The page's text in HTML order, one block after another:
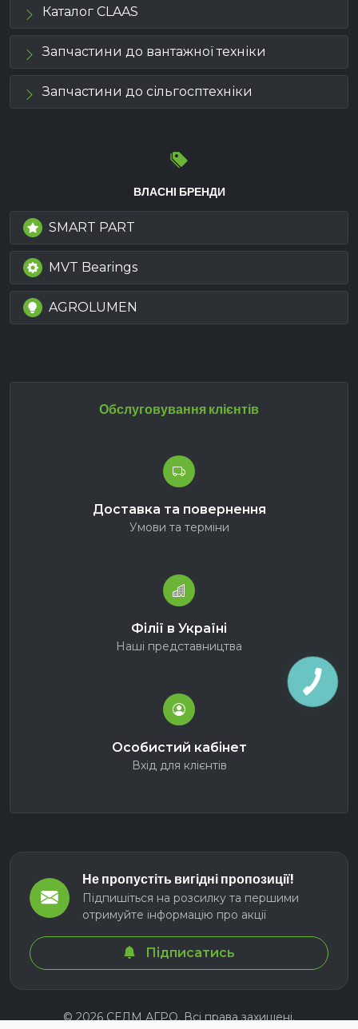
Каталог CLAAS
Запчастини до вантажної техніки
Запчастини до сільгосптехніки
ВЛАСНІ БРЕНДИ
SMART PART
MVT Bearings
AGROLUMEN
Обслуговування клієнтів
Доставка та повернення
Умови та терміни
Філії в Україні
Наші представництва
Особистий кабінет
Вхід для клієнтів
Не пропустіть вигідні пропозиції!
Підпишіться на розсилку та першими
отримуйте інформацію про акції
Підписатись
© 2026 СЕЛМ АГРО. Всі права захищені.